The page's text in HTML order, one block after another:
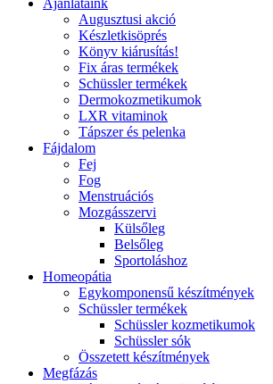
Ajánlataink
Augusztusi akció
Készletkisöprés
Könyv kiárusítás!
Fix áras termékek
Schüssler termékek
Dermokozmetikumok
LXR vitaminok
Tápszer és pelenka
Fájdalom
Fej
Fog
Menstruációs
Mozgásszervi
Külsőleg
Belsőleg
Sportoláshoz
Homeopátia
Egykomponensű készítmények
Schüssler termékek
Schüssler kozmetikumok
Schüssler sók
Összetett készítmények
Megfázás